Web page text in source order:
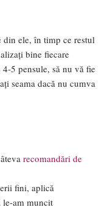
din ele, în timp ce restul
bine fiecare
5 pensule, să nu vă fie
seama dacă nu cumva
recomandări de
fini, aplică
le-am muncit